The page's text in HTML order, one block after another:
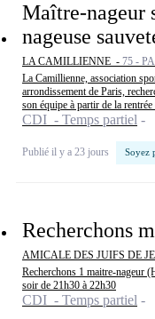
Maître-nageur
nageuse
LA CAMILLIENNE - 75 -
La Camillienne, association
arrondissement de Paris,
son équipe à partir de la rentrée
CDI - Temps partiel
Publié il y a 23 jours Soyez
Recherchons
AMICALE DES JUIFS DE
Recherchons 1 maitre-nageur
soir de 21h30 à 22h30
CDI - Temps partiel